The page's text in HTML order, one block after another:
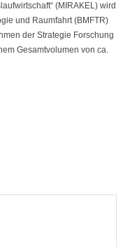
(MIRAKEL) wird
und Raumfahrt (BMFTR)
der Strategie Forschung
Gesamtvolumen von ca.